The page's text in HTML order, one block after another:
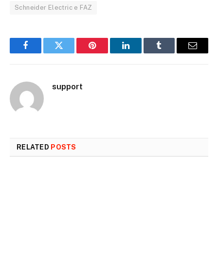
Schneider Electric e FAZ
FacebookTwitter Pinterest LinkedInTumblr Email
support
RELATED POSTS